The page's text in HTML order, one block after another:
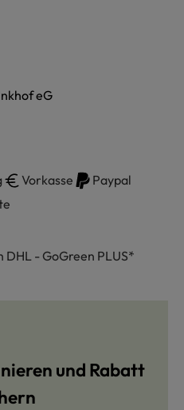
eG
Vorkasse
Paypal
DHL - GoGreen PLUS*
und Rabatt